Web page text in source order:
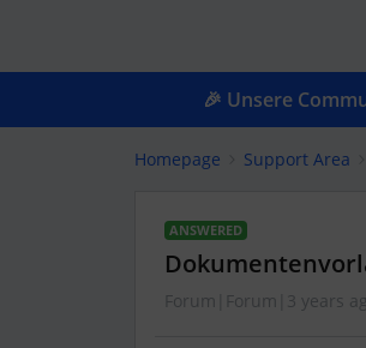
🎉 Unsere
Homepage Support Area
ANSWERED
Forum|Forum|3 years